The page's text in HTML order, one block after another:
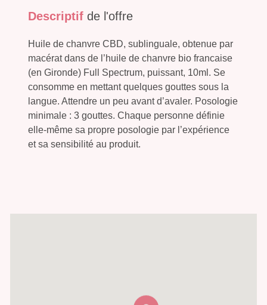
Descriptif de l'offre
Huile de chanvre CBD, sublinguale, obtenue par
macérat dans de l’huile de chanvre bio francaise
(en Gironde) Full Spectrum, puissant, 10ml. Se
consomme en mettant quelques gouttes sous la
langue. Attendre un peu avant d’avaler. Posologie
minimale : 3 gouttes. Chaque personne définie
elle-même sa propre posologie par l’expérience
et sa sensibilité au produit.